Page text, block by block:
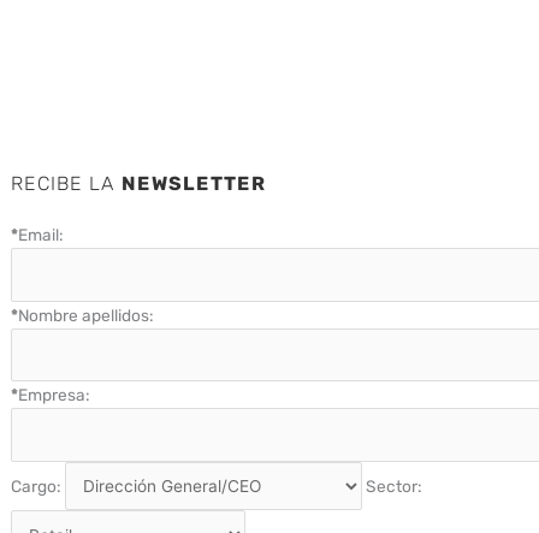
RECIBE LA NEWSLETTER
*Email:
*Nombre apellidos:
*Empresa:
Cargo: Sector: